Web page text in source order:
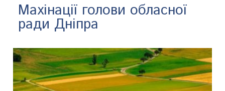
Махінації голови обласної
ради Дніпра